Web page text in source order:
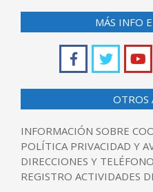
MÁS INFO
OTROS
INFORMACIÓN SOBRE
POLÍTICA PRIVACIDAD Y
DIRECCIONES Y
REGISTRO ACTIVIDADES